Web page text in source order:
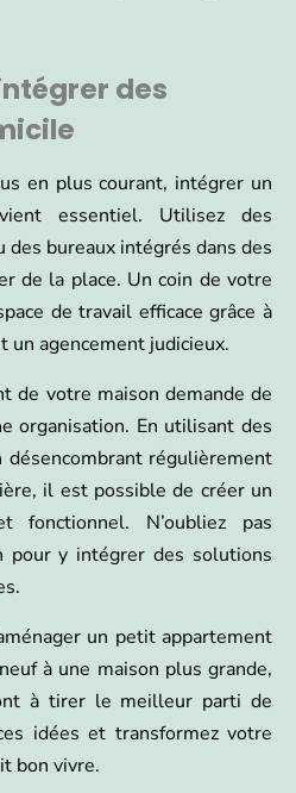
des
en plus courant, intégrer un
essentiel. Utilisez des
des bureaux intégrés dans des
de la place. Un coin de votre
de travail efficace grâce à
un agencement judicieux.
de votre maison demande de
organisation. En utilisant des
régulièrement
il est possible de créer un
fonctionnel. N’oubliez pas
pour y intégrer des solutions
un petit appartement
à une maison plus grande,
à tirer le meilleur parti de
idées et transformez votre
bon vivre.